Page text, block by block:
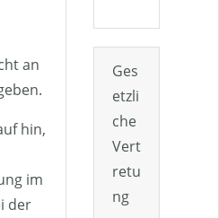
an
hin,
im
der
Ges
etzli
che
Vert
retu
ng